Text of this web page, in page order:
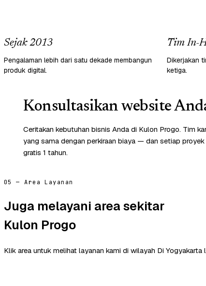
Sejak 2013
Pengalaman lebih dari satu dekade membangun
produk digital.
Tim In-
Dikerjakan
ketiga.
Konsultasikan website
Ceritakan kebutuhan bisnis Anda di Kulon Progo. Tim
yang sama dengan perkiraan biaya — dan setiap
gratis 1 tahun.
05 — Area Layanan
Juga melayani area sekitar
Kulon Progo
Klik area untuk melihat layanan kami di wilayah Di Yogyakarta